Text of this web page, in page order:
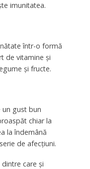
imunitatea.
într-o formă
de vitamine și
și fructe.
gust bun
chiar la
la îndemână
de afecțiuni.
care și